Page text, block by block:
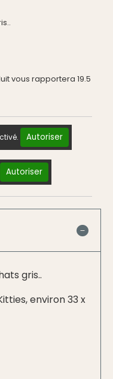
vous rapportera 19.5
Autoriser
Autoriser
gris..
environ 33 x